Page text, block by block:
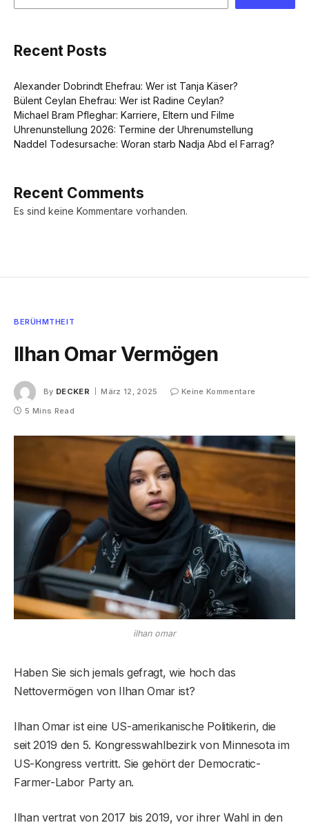
Recent Posts
Alexander Dobrindt Ehefrau: Wer ist Tanja Käser?
Bülent Ceylan Ehefrau: Wer ist Radine Ceylan?
Michael Bram Pfleghar: Karriere, Eltern und Filme
Uhrenunstellung 2026: Termine der Uhrenumstellung
Naddel Todesursache: Woran starb Nadja Abd el Farrag?
Recent Comments
Es sind keine Kommentare vorhanden.
BERÜHMTHEIT
Ilhan Omar Vermögen
By DECKER März 12, 2025
Keine Kommentare
5 Mins Read
ilhan omar
Haben Sie sich jemals gefragt, wie hoch das
Nettovermögen von Ilhan Omar ist?
Ilhan Omar ist eine US-amerikanische Politikerin, die
seit 2019 den 5. Kongresswahlbezirk von Minnesota im
US-Kongress vertritt. Sie gehört der Democratic-
Farmer-Labor Party an.
Ilhan vertrat von 2017 bis 2019, vor ihrer Wahl in den